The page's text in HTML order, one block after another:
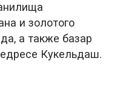
и золотого
а также базар
Кукельдаш.